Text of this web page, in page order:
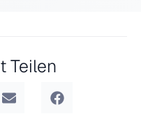
Teilen